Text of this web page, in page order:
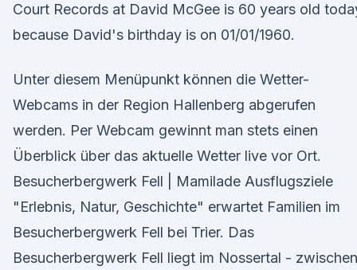
Court Records at David McGee is 60 years old
because David's birthday is on 01/01/1960.
Unter diesem Menüpunkt können die Wetter-
Webcams in der Region Hallenberg abgerufen
werden. Per Webcam gewinnt man stets einen
Überblick über das aktuelle Wetter live vor Ort.
Besucherbergwerk Fell | Mamilade Ausflugsziele
"Erlebnis, Natur, Geschichte" erwartet Familien im
Besucherbergwerk Fell bei Trier. Das
Besucherbergwerk Fell liegt im Nossertal - zwischen